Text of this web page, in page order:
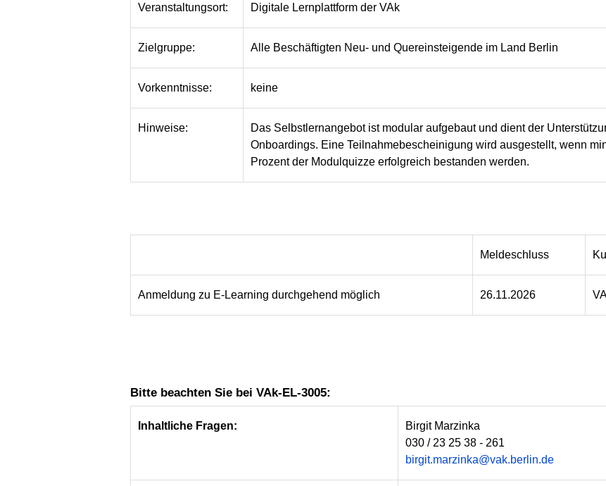
Veranstaltungsort: Digitale Lernplattform der VAk
Zielgruppe: Alle Beschäftigten Neu- und Quereinsteigende im Land Berlin
Vorkenntnisse: keine
Hinweise:
Das Selbstlernangebot ist modular aufgebaut und dient der
Onboardings. Eine Teilnahmebescheinigung wird ausgestellt, wenn
Prozent der Modulquizze erfolgreich bestanden werden.
Meldeschluss
Anmeldung zu E-Learning durchgehend möglich 26.11.2026
Bitte beachten Sie bei VAk-EL-3005:
Inhaltliche Fragen:
Birgit Marzinka
030 / 23 25 38 - 261
birgit.marzinka@vak.berlin.de